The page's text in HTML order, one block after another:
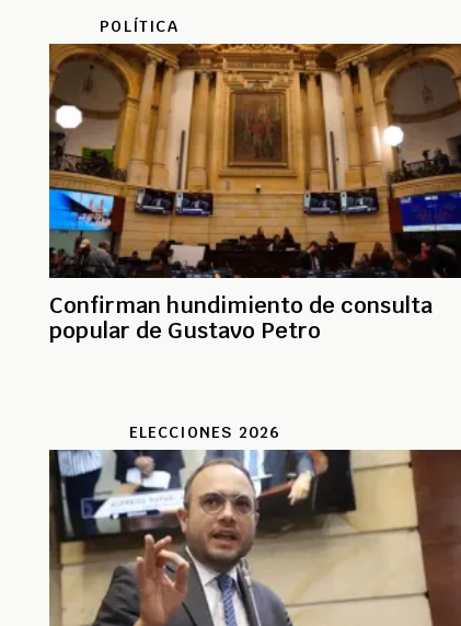
POLÍTICA
Confirman hundimiento de consulta
popular de Gustavo Petro
ELECCIONES 2026